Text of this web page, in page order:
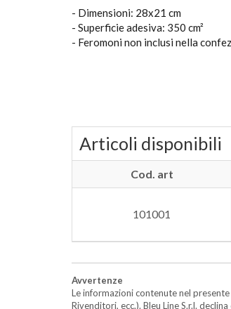
- Dimensioni: 28x21 cm
- Superficie adesiva: 350 cm²
- Feromoni non inclusi nella
Articoli disponibili
Cod. art
101001
Avvertenze
Le informazioni contenute nel
Rivenditori, ecc.). Bleu Line S.r.l.